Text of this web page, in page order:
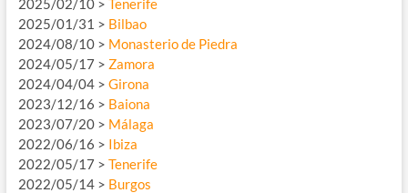
2025/02/10 > Tenerife
2025/01/31 > Bilbao
2024/08/10 > Monasterio de Piedra
2024/05/17 > Zamora
2024/04/04 > Girona
2023/12/16 > Baiona
2023/07/20 > Málaga
2022/06/16 > Ibiza
2022/05/17 > Tenerife
2022/05/14 > Burgos